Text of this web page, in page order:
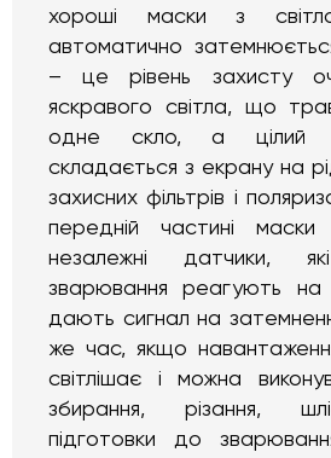
хороші маски з
автоматично
– це рівень захисту
яскравого світла, що
одне скло, а цілий
складається з екрану на
захисних фільтрів і
передній частині маски
незалежні датчики,
зварювання реагують на
дають сигнал на
же час, якщо
світлішає і можна
збирання, різання,
підготовки до